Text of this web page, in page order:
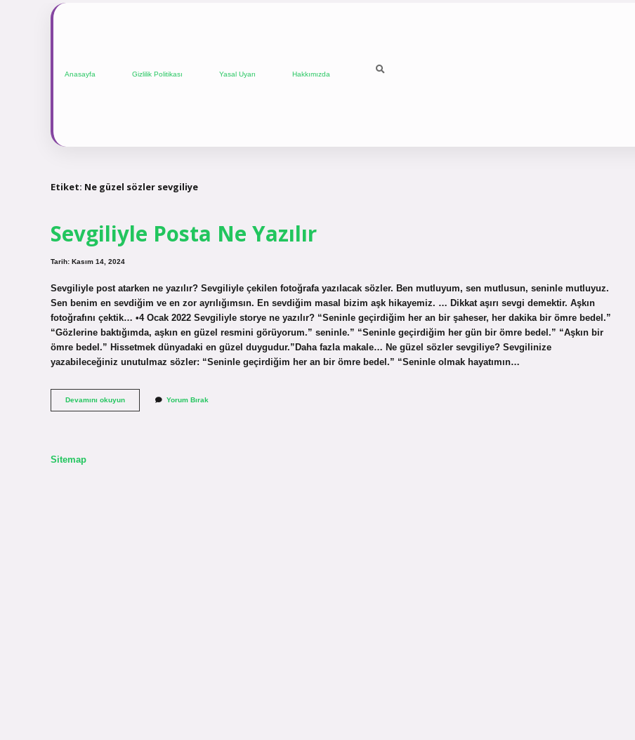
Anasayfa Gizlilik Politikası Yasal Uyarı Hakkımızda
Etiket: Ne güzel sözler sevgiliye
Sevgiliyle Posta Ne Yazılır
Tarih: Kasım 14, 2024
Sevgiliyle post atarken ne yazılır? Sevgiliyle çekilen fotoğrafa yazılacak sözler. Ben mutluyum, sen mutlusun, seninle mutluyuz.
Sen benim en sevdiğim ve en zor ayrılığımsın. En sevdiğim masal bizim aşk hikayemiz. … Dikkat aşırı sevgi demektir. Aşkın
fotoğrafını çektik… •4 Ocak 2022 Sevgiliyle storye ne yazılır? “Seninle geçirdiğim her an bir şaheser, her dakika bir ömre bedel.”
“Gözlerine baktığımda, aşkın en güzel resmini görüyorum.” seninle.” “Seninle geçirdiğim her gün bir ömre bedel.” “Aşkın bir
ömre bedel.” Hissetmek dünyadaki en güzel duygudur.”Daha fazla makale… Ne güzel sözler sevgiliye? Sevgilinize
yazabileceğiniz unutulmaz sözler: “Seninle geçirdiğim her an bir ömre bedel.” “Seninle olmak hayatımın…
Devamını okuyunSevgiliyle
Posta
Yorum Bırak
Sitemap